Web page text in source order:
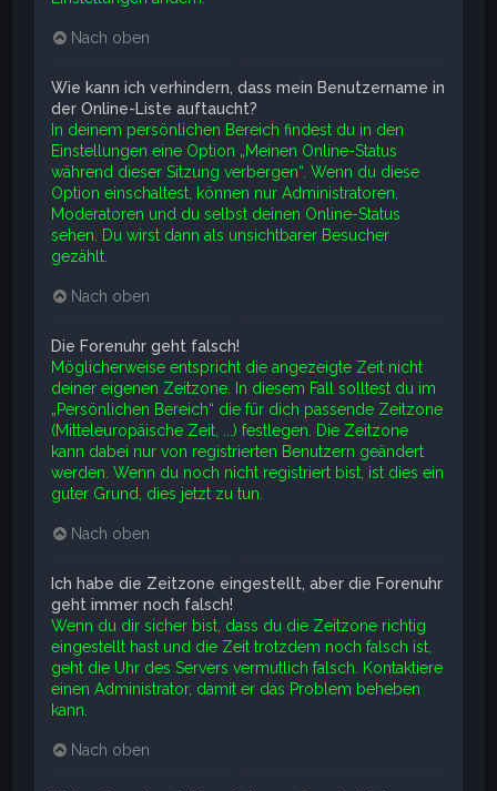
Nach oben
Wie kann ich verhindern, dass mein Benutzername in
der Online-Liste auftaucht?
In deinem persönlichen Bereich findest du in den
Einstellungen eine Option „Meinen Online-Status
während dieser Sitzung verbergen“. Wenn du diese
Option einschaltest, können nur Administratoren,
Moderatoren und du selbst deinen Online-Status
sehen. Du wirst dann als unsichtbarer Besucher
gezählt.
Nach oben
Die Forenuhr geht falsch!
Möglicherweise entspricht die angezeigte Zeit nicht
deiner eigenen Zeitzone. In diesem Fall solltest du im
„Persönlichen Bereich“ die für dich passende Zeitzone
(Mitteleuropäische Zeit, ...) festlegen. Die Zeitzone
kann dabei nur von registrierten Benutzern geändert
werden. Wenn du noch nicht registriert bist, ist dies ein
guter Grund, dies jetzt zu tun.
Nach oben
Ich habe die Zeitzone eingestellt, aber die Forenuhr
geht immer noch falsch!
Wenn du dir sicher bist, dass du die Zeitzone richtig
eingestellt hast und die Zeit trotzdem noch falsch ist,
geht die Uhr des Servers vermutlich falsch. Kontaktiere
einen Administrator, damit er das Problem beheben
kann.
Nach oben